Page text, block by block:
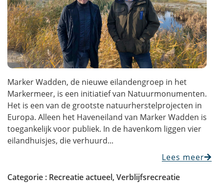
Marker Wadden, de nieuwe eilandengroep in het
Markermeer, is een initiatief van Natuurmonumenten.
Het is een van de grootste natuurherstelprojecten in
Europa. Alleen het Haveneiland van Marker Wadden is
toegankelijk voor publiek. In de havenkom liggen vier
eilandhuisjes, die verhuurd...
Lees meer
Categorie : Recreatie actueel, Verblijfsrecreatie